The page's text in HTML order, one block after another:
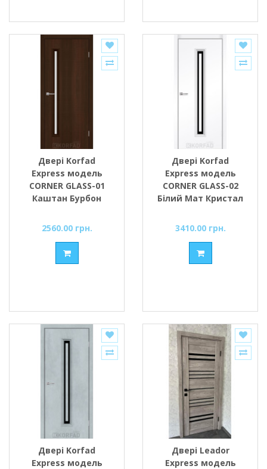
Двері Korfad
Express модель
CORNER GLASS-01
Каштан Бурбон
чорне
2560.00 грн.
Двері Korfad
Express модель
CORNER GLASS-02
Білий Мат Кристал
чорне
3410.00 грн.
Двері Korfad
Express модель
Двері Leador
Express модель